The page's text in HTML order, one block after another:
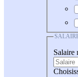
Salaire